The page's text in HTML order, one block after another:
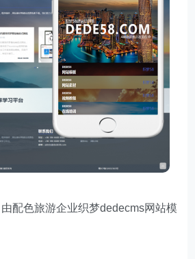
配色旅游企业织梦dedecms网站模